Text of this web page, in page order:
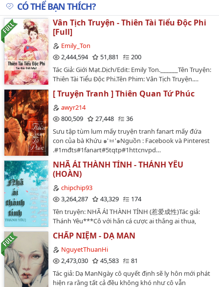
CÓ THỂ BẠN THÍCH?
Vân Tịch Truyện - Thiên Tài Tiểu Độc Phi
[Full]
Emily_Ton
2,444,594
51,881
200
Tác Giả: Giới Mạt.Dịch/Edit: Emily Ton.______Tên Truyện:
Thiên Tài Tiểu Độc Phi.Tên Phim: Vân Tịch Truyện.…
[ Truyện Tranh ] Thiên Quan Tứ Phúc
awyr214
800,509
27,448
36
Sưu tập tùm lum mấy truyện tranh fanart mấy đứa
con của bà Khứu ๑'ㅂ'๑Nguồn : Facebook và Pinterest
.#1mđts#1fanart#5tqtp#1httcnvpd…
NHÃ ÁI THÀNH TÍNH - THÁNH YÊU
(HOÀN)
chipchip93
3,264,287
43,329
174
Tên truyện: NHÃ ÁI THÀNH TÍNH (惹爱成性)Tác giả:
Thánh Yêu***Cô với hắn cá cược ai thắng ai thua,
quyết định bằng cách ai từ trên người ai thức dậy
trước.Tô Lương Mạt không sao cả, trò chơi này hắn
nhất định sẽ thua, giống như hắn ở trên người cô, luôn
nói làm được càng sâu, thức dậy càng mạnh mẽ.***Số
http://www.du7.com/info/27/27981.htmlNguồn
CHẤP NIỆM - DẠ MAN
NguyetThuanHi
2,473,030
45,583
81
Tác giả: Dạ ManNgày cô quyết định sẽ ly hôn mới phát
hiện ra rằng tất cả đều không khó như cô vẫn